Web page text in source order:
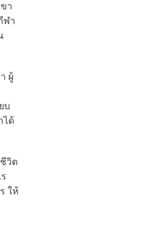
า
ฬา
ผู้
บ
ได้
วิต
ให้